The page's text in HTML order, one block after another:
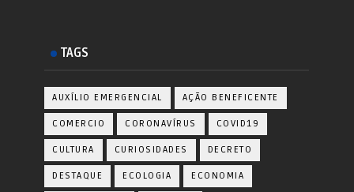
TAGS
AUXÍLIO EMERGENCIAL AÇÃO BENEFICENTE
COMERCIO CORONAVÍRUS COVID19
CULTURA CURIOSIDADES DECRETO
DESTAQUE ECOLOGIA ECONOMIA